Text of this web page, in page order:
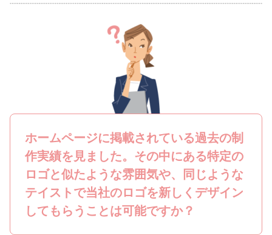
ホームページに掲載されている過去の制
作実績を見ました。その中にある特定の
ロゴと似たような雰囲気や、同じような
テイストで当社のロゴを新しくデザイン
してもらうことは可能ですか？